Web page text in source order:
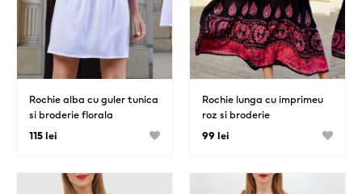
Rochie alba cu guler tunica
si broderie florala
115 lei
Rochie lunga cu imprimeu
roz si broderie
99 lei